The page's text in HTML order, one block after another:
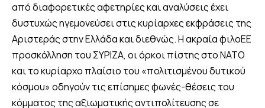
από διαφορετικές αφετηρίες και αναλύσεις έχει
δυστυχώς ηγεμονεύσει στις κυρίαρχες εκφράσεις της
Αριστεράς στην Ελλάδα και διεθνώς. Η ακραία φιλοΕΕ
προσκόλληση του ΣΥΡΙΖΑ, οι όρκοι πίστης στο ΝΑΤΟ
και το κυρίαρχο πλαίσιο του «πολιτισμένου δυτικού
κόσμου» οδηγούν τις επίσημες φωνές-θέσεις του
κόμματος της αξιωματικής αντιπολίτευσης σε